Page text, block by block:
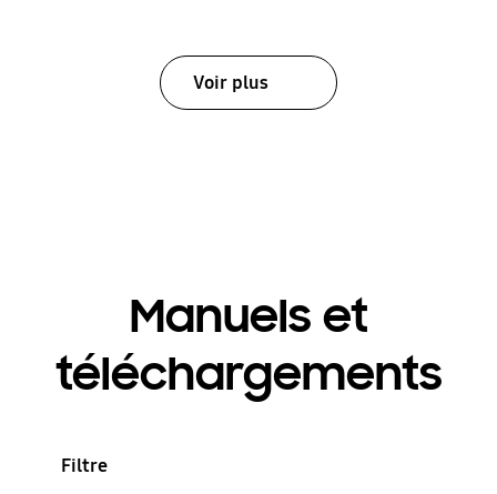
Voir plus
Manuels et
téléchargements
Filtre